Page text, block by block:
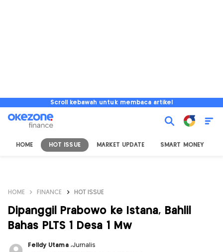
Scroll kebawah untuk membaca artikel
HOME HOT ISSUE MARKET UPDATE SMART MONEY
HOME FINANCE HOT ISSUE
Dipanggil Prabowo ke Istana, Bahlil
Bahas PLTS 1 Desa 1 Mw
Felldy Utama ,Jurnalis